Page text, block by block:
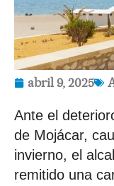
abril 9, 2025
Ante el
de Mojácar,
invierno, el
remitido una